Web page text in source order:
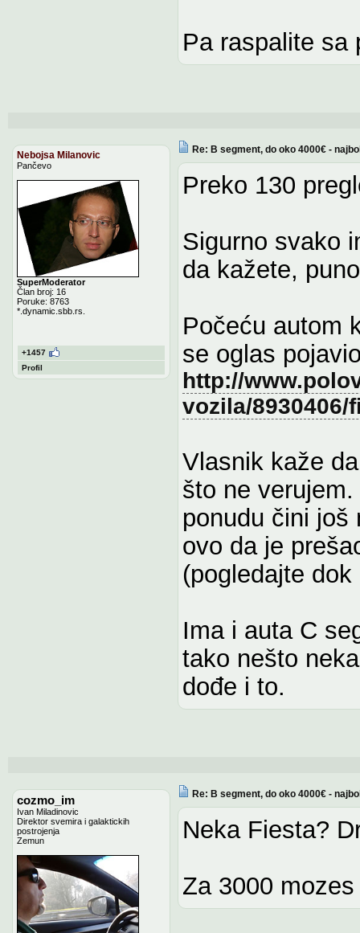
Pa raspalite sa
Nebojsa Milanovic
Pančevo
SuperModerator
Član broj: 16
Poruke: 8763
*.dynamic.sbb.rs.
+1457
Profil
Re: B segment, do oko 4000€ -
Preko 130
Sigurno svako
da kažete,
Počeću autom
se oglas
http://
vozila/8930406/
Vlasnik kaže
što ne
ponudu čini još
ovo da je
(pogledajte
Ima i auta C
tako nešto
dođe i to.
cozmo_im
Ivan Miladinovic
Direktor svemira i galaktickih
postrojenja
Zemun
Re: B segment, do oko 4000€ -
Neka Fiesta?
Za 3000